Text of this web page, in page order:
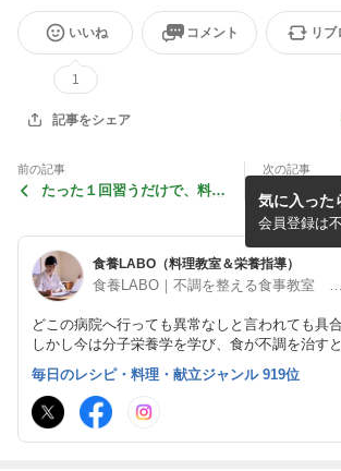
いいね
1
コメント リブ
記事をシェア
前の記事
たった１回習うだけで、料理
次の記事
食事指導ー
食養LABO（料理教室＆栄養指導）
食養LABO｜不調を整える食事教室 石黒弥生
どこの病院へ行っても異常なしと言われても具
しかし今は分子栄養学を学び、食が不調を治す
元気になりました。病院で「どこも悪くありま
に薬に頼らず、食で健康に導くサポートをしてい
気に入った
会員登録は
毎日のレシピ・料理・献立ジャンル 919位